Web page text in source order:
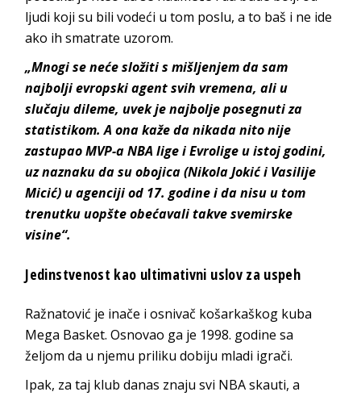
ljudi koji su bili vodeći u tom poslu, a to baš i ne ide
ako ih smatrate uzorom.
„Mnogi se neće složiti s mišljenjem da sam
najbolji evropski agent svih vremena, ali u
slučaju dileme, uvek je najbolje posegnuti za
statistikom. A ona kaže da nikada nito nije
zastupao MVP-a NBA lige i Evrolige u istoj godini,
uz naznaku da su obojica (Nikola Jokić i Vasilije
Micić) u agenciji od 17. godine i da nisu u tom
trenutku uopšte obećavali takve svemirske
visine“.
Jedinstvenost kao ultimativni uslov za uspeh
Ražnatović je inače i osnivač košarkaškog kuba
Mega Basket. Osnovao ga je 1998. godine sa
željom da u njemu priliku dobiju mladi igrači.
Ipak, za taj klub danas znaju svi NBA skauti, a